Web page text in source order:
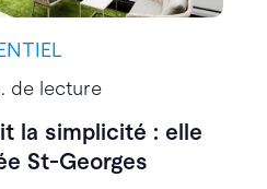
de lecture
la simplicité : elle
St-Georges